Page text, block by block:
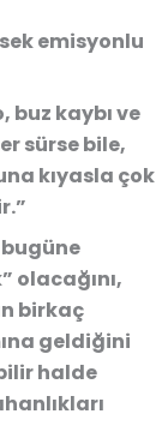
emisyonlu
buz kaybı ve
sürse bile,
kıyasla çok
olacağını,
birkaç
geldiğini
halde